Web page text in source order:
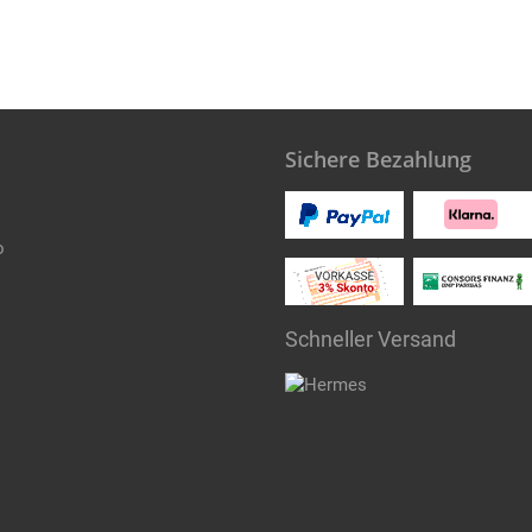
Sichere Bezahlung
Schneller Versand